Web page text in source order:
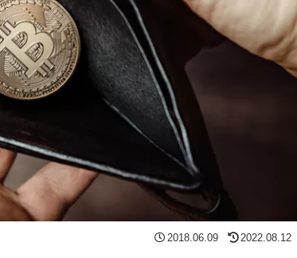
2018.06.09 2022.08.12